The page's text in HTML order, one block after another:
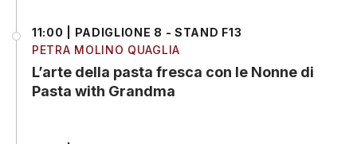
11:00 | PADIGLIONE 8 - STAND F13
PETRA MOLINO QUAGLIA
L’arte della pasta fresca con le Nonne di
Pasta with Grandma